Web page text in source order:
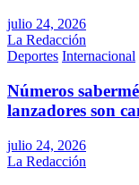
julio 24, 2026
La Redacción
Deportes Internacional
Números
lanzadores son
julio 24, 2026
La Redacción